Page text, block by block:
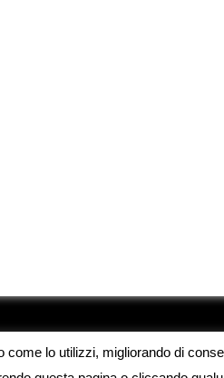
lo utilizzi, migliorando di